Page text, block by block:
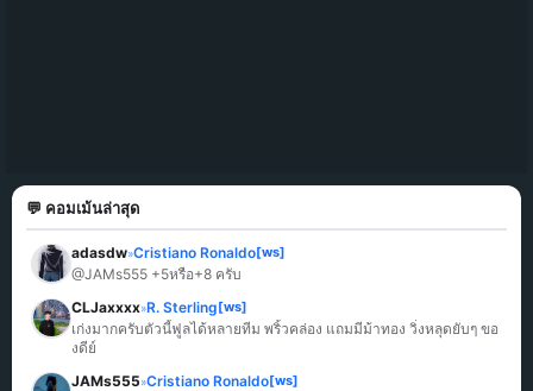
💬 คอมเม้นล่าสุด
adasdw»Cristiano Ronaldo[ws]
@JAMs555 +5หรือ+8 ครับ
CLJaxxxx»R. Sterling[ws]
เก่งมากครับตัวนี้ฟูลได้หลายทีม พริ้วคล่อง แถมมีม้าทอง วิ่งหลุดยับๆ ขอ
งดีย์
JAMs555»Cristiano Ronaldo[ws]